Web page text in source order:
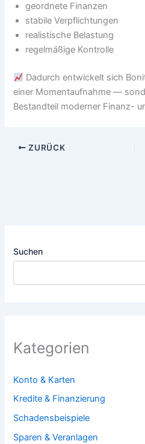
geordnete Finanzen
stabile Verpflichtungen
realistische Belastung
regelmäßige Kontrolle
Dadurch entwickelt sich
einer Momentaufnahme —
Bestandteil moderner Finanz-
ZURÜCK
Suchen
Kategorien
Konto & Karten
Kredite & Finanzierung
Schadensbeispiele
Sparen & Veranlagen